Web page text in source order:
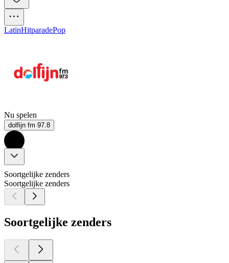
LatinHitparadePop
Nu spelen
dolfijn fm 97.8
Soortgelijke zenders
Soortgelijke zenders
Soortgelijke zenders